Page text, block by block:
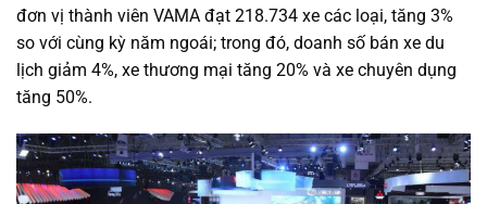
đơn vị thành viên VAMA đạt 218.734 xe các loại, tăng 3%
so với cùng kỳ năm ngoái; trong đó, doanh số bán xe du
lịch giảm 4%, xe thương mại tăng 20% và xe chuyên dụng
tăng 50%.